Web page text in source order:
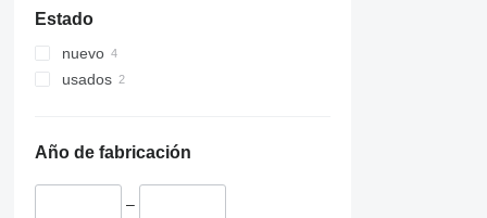
Estado
nuevo
usados
Año de fabricación
–